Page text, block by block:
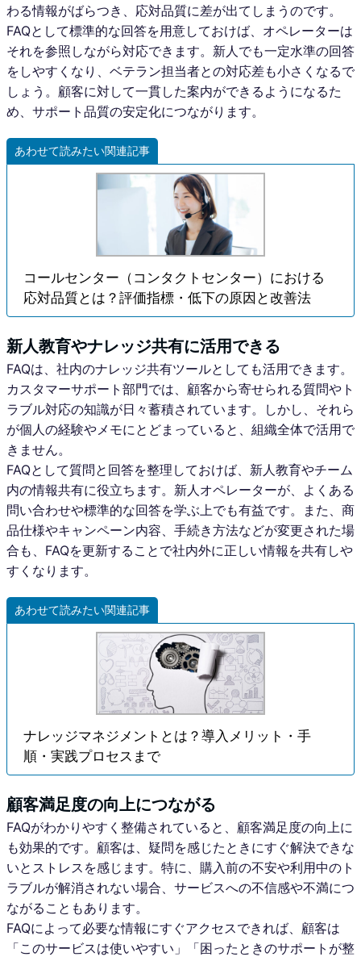
わる情報がばらつき、応対品質に差が出てしまうのです。
FAQとして標準的な回答を用意しておけば、オペレーターは
それを参照しながら対応できます。新人でも一定水準の回答
をしやすくなり、ベテラン担当者との対応差も小さくなるで
しょう。顧客に対して一貫した案内ができるようになるた
め、サポート品質の安定化につながります。
あわせて読みたい関連記事
コールセンター（コンタクトセンター）における
応対品質とは？評価指標・低下の原因と改善法
新人教育やナレッジ共有に活用できる
FAQは、社内のナレッジ共有ツールとしても活用できます。
カスタマーサポート部門では、顧客から寄せられる質問やト
ラブル対応の知識が日々蓄積されています。しかし、それら
が個人の経験やメモにとどまっていると、組織全体で活用で
きません。
FAQとして質問と回答を整理しておけば、新人教育やチーム
内の情報共有に役立ちます。新人オペレーターが、よくある
問い合わせや標準的な回答を学ぶ上でも有益です。また、商
品仕様やキャンペーン内容、手続き方法などが変更された場
合も、FAQを更新することで社内外に正しい情報を共有しや
すくなります。
あわせて読みたい関連記事
ナレッジマネジメントとは？導入メリット・手
順・実践プロセスまで
顧客満足度の向上につながる
FAQがわかりやすく整備されていると、顧客満足度の向上に
も効果的です。顧客は、疑問を感じたときにすぐ解決できな
いとストレスを感じます。特に、購入前の不安や利用中のト
ラブルが解消されない場合、サービスへの不信感や不満につ
ながることもあります。
FAQによって必要な情報にすぐアクセスできれば、顧客は
「このサービスは使いやすい」「困ったときのサポートが整